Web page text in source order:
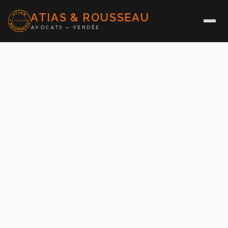
ATIAS & ROUSSEAU
AVOCATS — VENDÉE